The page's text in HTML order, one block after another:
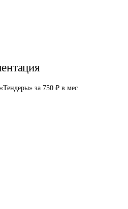
за 750 ₽ в мес